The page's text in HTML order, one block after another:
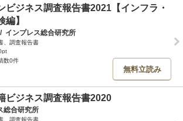
ビジネス調査報告書2021【インフラ・
編】
/ インプレス総合研究所
、調査報告書
数0件
無料立読み
ビジネス調査報告書2020
総合研究所